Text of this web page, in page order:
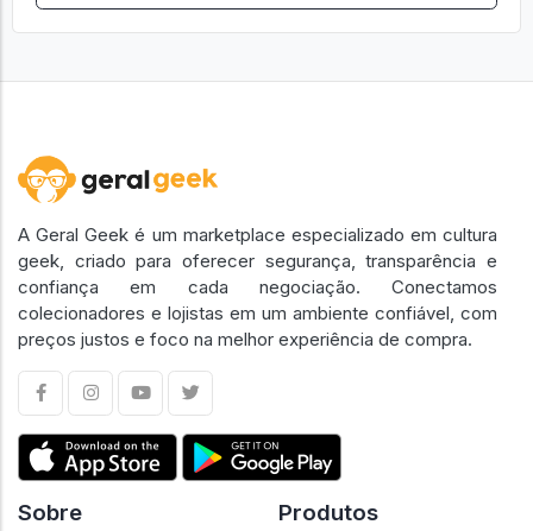
A Geral Geek é um marketplace especializado em cultura
geek, criado para oferecer segurança, transparência e
confiança em cada negociação. Conectamos
colecionadores e lojistas em um ambiente confiável, com
preços justos e foco na melhor experiência de compra.
Sobre Produtos